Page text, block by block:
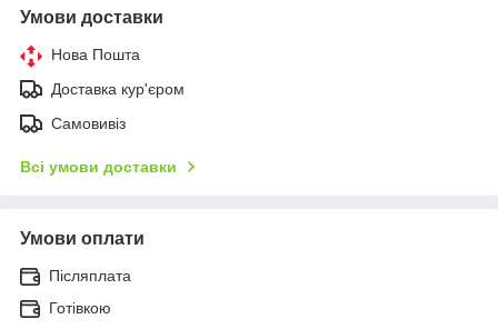
Умови доставки
Нова Пошта
Доставка кур'єром
Самовивіз
Всі умови доставки
Умови оплати
Післяплата
Готівкою